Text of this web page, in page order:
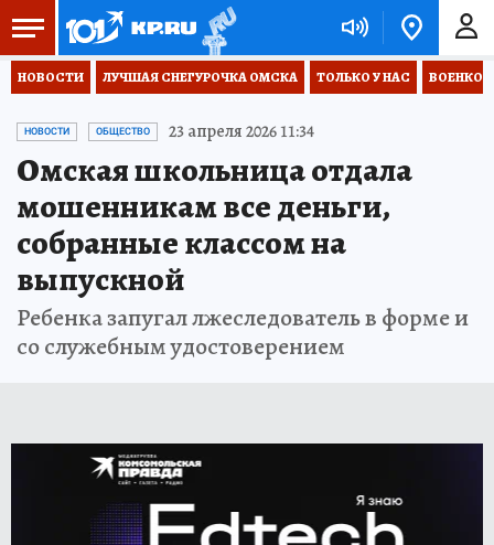
НОВОСТИ ЛУЧШАЯ СНЕГУРОЧКА ОМСКА ТОЛЬКО У НАС
НОВОСТИ ОБЩЕСТВО 23 апреля 2026 11:34
Омская школьница отдала
мошенникам все деньги,
собранные классом на
выпускной
Ребенка запугал лжеследователь в форме и
со служебным удостоверением